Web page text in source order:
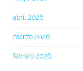
abril 2026
marzo 2026
febrero 2026